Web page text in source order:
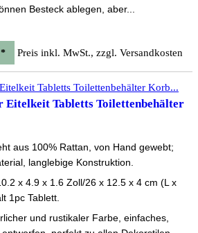
Besteck ablegen, aber...
* Preis inkl. MwSt., zzgl. Versandkosten
Eitelkeit Tabletts Toilettenbehälter
aus 100% Rattan, von Hand gewebt;
langlebige Konstruktion.
x 4.9 x 1.6 Zoll/26 x 12.5 x 4 cm (L x
1pc Tablett.
und rustikaler Farbe, einfaches,